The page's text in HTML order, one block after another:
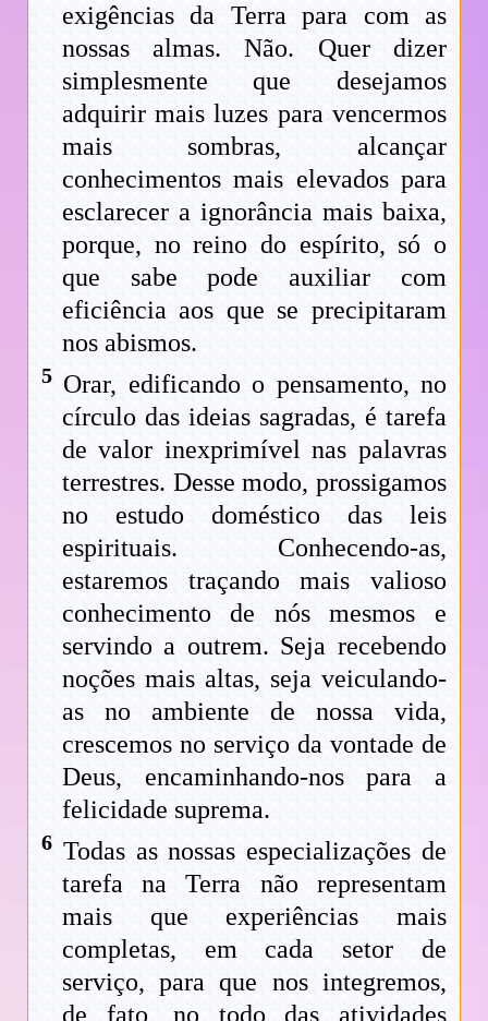
exigências da Terra para com as
nossas almas. Não. Quer dizer
simplesmente que desejamos
adquirir mais luzes para vencermos
mais sombras, alcançar
conhecimentos mais elevados para
esclarecer a ignorância mais baixa,
porque, no reino do espírito, só o
que sabe pode auxiliar com
eficiência aos que se precipitaram
nos abismos.
5 Orar, edificando o pensamento, no
círculo das ideias sagradas, é tarefa
de valor inexprimível nas palavras
terrestres. Desse modo, prossigamos
no estudo doméstico das leis
espirituais. Conhecendo-as,
estaremos traçando mais valioso
conhecimento de nós mesmos e
servindo a outrem. Seja recebendo
noções mais altas, seja veiculando-
as no ambiente de nossa vida,
crescemos no serviço da vontade de
Deus, encaminhando-nos para a
felicidade suprema.
6 Todas as nossas especializações de
tarefa na Terra não representam
mais que experiências mais
completas, em cada setor de
serviço, para que nos integremos,
de fato, no todo das atividades